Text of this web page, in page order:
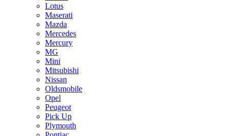
Lotus
Maserati
Mazda
Mercedes
Mercury
MG
Mini
Mitsubishi
Nissan
Oldsmobile
Opel
Peugeot
Pick Up
Plymouth